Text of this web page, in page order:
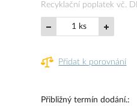
Recyklační poplatek vč.
ks
Přidat k porovnání
Přibližný termín dodání.